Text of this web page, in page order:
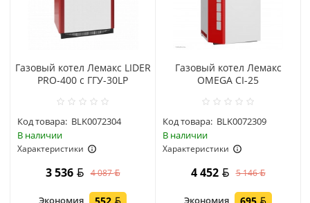
Газовый котел Лемакс LIDER
PRO-400 с ГГУ-30LP
Код товара: BLK0072304
В наличии
Характеристики
3 536 4 087
Газовый котел Лемакс
OMEGA CI-25
Код товара: BLK0072309
В наличии
Характеристики
4 452 5 146